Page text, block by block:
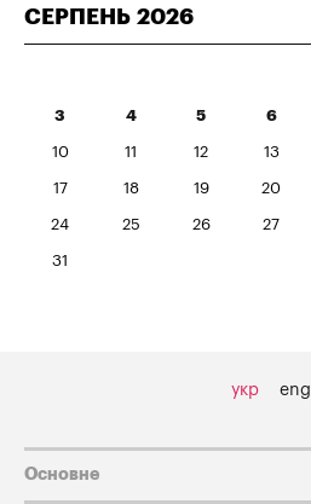
СЕРПЕНЬ 2026
3 4 5 6
10 11 12 13
17 18 19 20
24 25 26 27
31
укр eng
Основне